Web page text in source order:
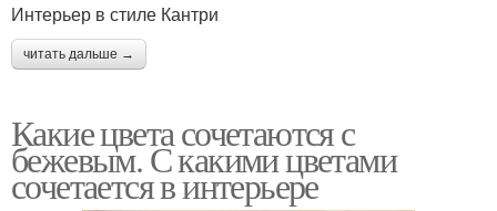
Интерьер в стиле Кантри
читать дальше →
Какие цвета сочетаются с
бежевым. С какими цветами
сочетается в интерьере